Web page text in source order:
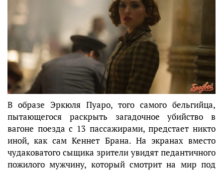
В образе Эркюля Пуаро, того самого бельгийца,
пытающегося раскрыть загадочное убийство в
вагоне поезда с 13 пассажирами, предстает никто
иной, как сам Кеннет Брана. На экранах вместо
чудаковатого сыщика зрители увидят педантичного
пожилого мужчину, который смотрит на мир под